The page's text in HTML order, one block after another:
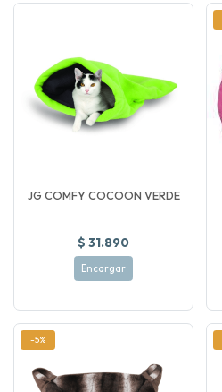
JG COMFY COCOON VERDE
$ 31.890
Encargar
-5%